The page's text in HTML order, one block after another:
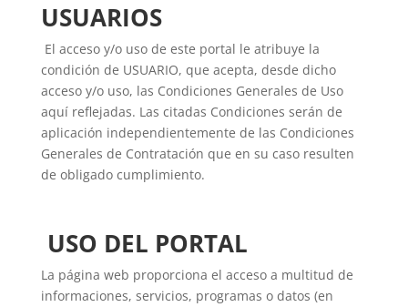
USUARIOS
El acceso y/o uso de este portal le atribuye la
condición de USUARIO, que acepta, desde dicho
acceso y/o uso, las Condiciones Generales de Uso
aquí reflejadas. Las citadas Condiciones serán de
aplicación independientemente de las Condiciones
Generales de Contratación que en su caso resulten
de obligado cumplimiento.
USO DEL PORTAL
La página web proporciona el acceso a multitud de
informaciones, servicios, programas o datos (en